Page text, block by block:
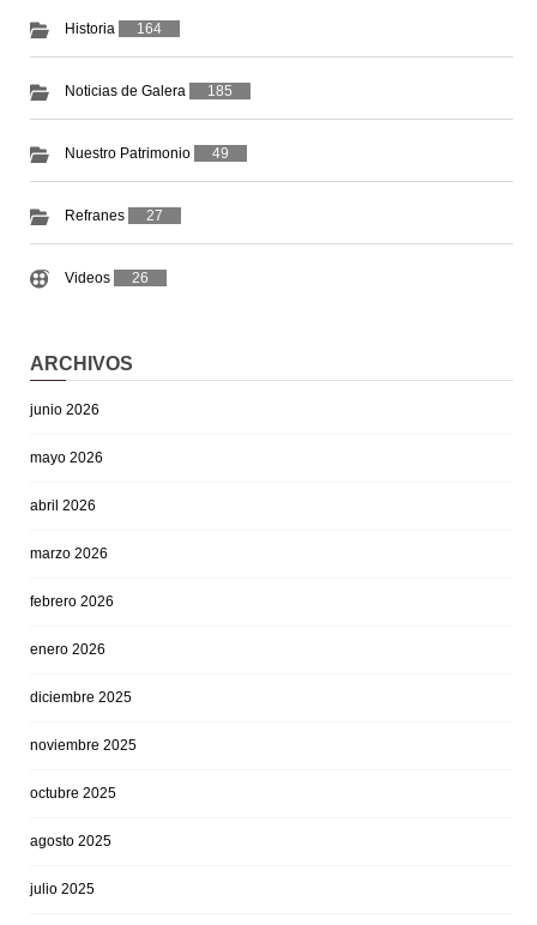
Historia 164
Noticias de Galera 185
Nuestro Patrimonio 49
Refranes 27
Videos 26
ARCHIVOS
junio 2026
mayo 2026
abril 2026
marzo 2026
febrero 2026
enero 2026
diciembre 2025
noviembre 2025
octubre 2025
agosto 2025
julio 2025